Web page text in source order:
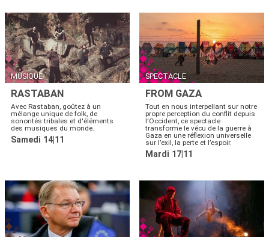
MUSIQUE
RASTABAN
Avec Rastaban, goûtez à un
mélange unique de folk, de
sonorités tribales et d'éléments
des musiques du monde.
Samedi 14|11
SPECTACLE
FROM GAZA
Tout en nous interpellant sur notre
propre perception du conflit depuis
l'Occident, ce spectacle
transforme le vécu de la guerre à
Gaza en une réflexion universelle
sur l’exil, la perte et l’espoir.
Mardi 17|11